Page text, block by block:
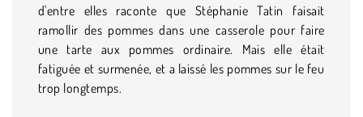
d'entre elles raconte que Stéphanie Tatin faisait
ramollir des pommes dans une casserole pour faire
une tarte aux pommes ordinaire. Mais elle était
fatiguée et surmenée, et a laissé les pommes sur le feu
trop longtemps.